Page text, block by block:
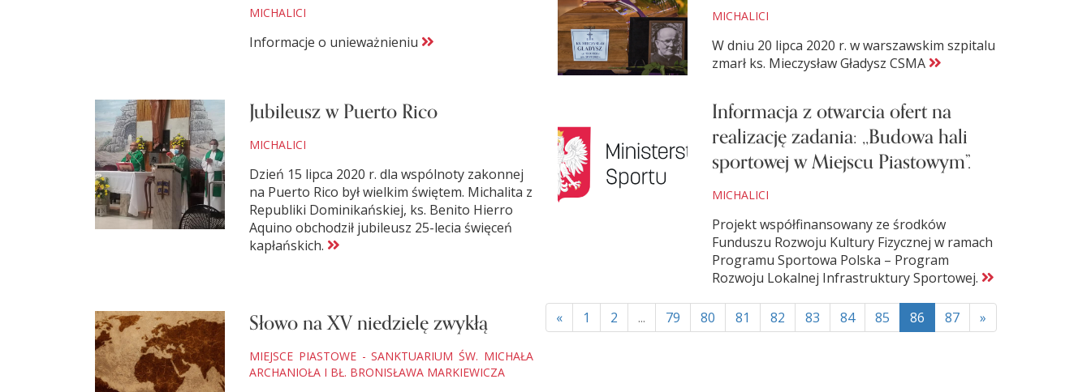
MICHALICI
Informacje o unieważnieniu
MICHALICI
W dniu 20 lipca 2020 r. w warszawskim szpitalu
zmarł ks. Mieczysław Gładysz CSMA
Jubileusz w Puerto Rico
MICHALICI
Dzień 15 lipca 2020 r. dla wspólnoty zakonnej
na Puerto Rico był wielkim świętem. Michalita z
Republiki Dominikańskiej, ks. Benito Hierro
Aquino obchodził jubileusz 25-lecia święceń
kapłańskich.
Informacja z otwarcia ofert na
realizację zadania: ,,Budowa hali
sportowej w Miejscu Piastowym”.
MICHALICI
Projekt współfinansowany ze środków
Funduszu Rozwoju Kultury Fizycznej w ramach
Programu Sportowa Polska – Program
Rozwoju Lokalnej Infrastruktury Sportowej.
Słowo na XV niedzielę zwykłą
MIEJSCE PIASTOWE - SANKTUARIUM ŚW. MICHAŁA
ARCHANIOŁA I BŁ. BRONISŁAWA MARKIEWICZA
« 1 2 ... 79 80 81 82 83 84 85 86 87 »